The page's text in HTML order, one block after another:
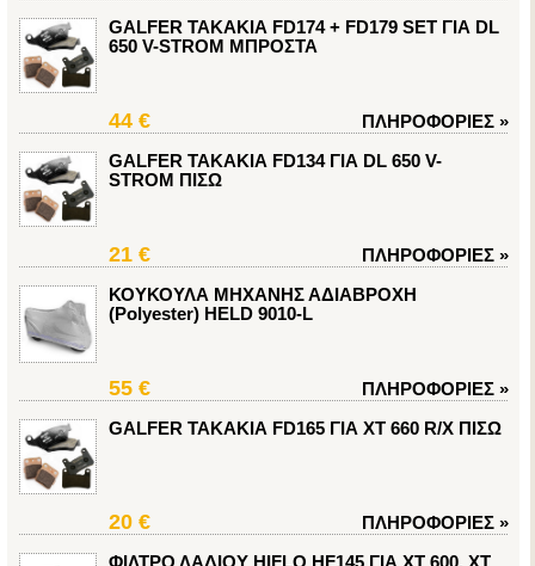
GALFER ΤΑΚΑΚΙΑ FD174 + FD179 SET ΓΙΑ DL
650 V-STROM ΜΠΡΟΣΤΑ
44 € ΠΛΗΡΟΦΟΡΙΕΣ »
GALFER ΤΑΚΑΚΙΑ FD134 ΓΙΑ DL 650 V-
STROM ΠΙΣΩ
21 € ΠΛΗΡΟΦΟΡΙΕΣ »
ΚΟΥΚΟΥΛΑ ΜΗΧΑΝΗΣ ΑΔΙΑΒΡΟΧΗ
(Polyester) HELD 9010-L
55 € ΠΛΗΡΟΦΟΡΙΕΣ »
GALFER ΤΑΚΑΚΙΑ FD165 ΓΙΑ XT 660 R/X ΠΙΣΩ
20 € ΠΛΗΡΟΦΟΡΙΕΣ »
ΦΙΛΤΡΟ ΛΑΔΙΟΥ HIFLO HF145 ΓΙΑ XT 600, XT